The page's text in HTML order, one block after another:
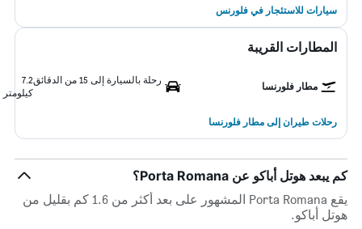
سيارات للاستئجار في فلورنس
المطارات القريبة
مطار فلورنسا
رحلة بالسيارة إلى 15 من الدقائق
7.2
كيلومتر
رحلات طيران إلى مطار فلورنسا
كم يبعد هوتل أباكو عن Porta Romana؟
يقع Porta Romana المشهور على بعد أكثر من 1.6 كم بقليل من
هوتل أباكو.